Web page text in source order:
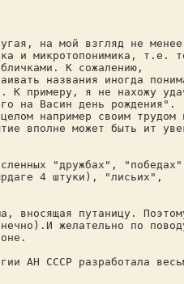
на мой взгляд не менее
и микротопонимика, т.е.
К сожалению,
названия иногда
К примеру, я не нахожу
на Васин день рождения".
например своим трудом
вполне может быть ит
"дружбах",
4 штуки), "лисьих",
вносящая путаницу.
желательно по
АН СССР разработала